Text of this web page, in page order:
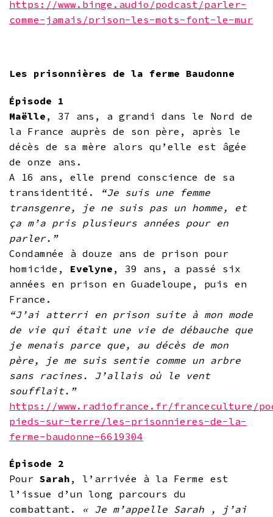
https://www.binge.audio/podcast/parler-
comme-jamais/prison-les-mots-font-le-mur
Les prisonnières de la ferme Baudonne
Épisode 1
Maëlle , 37 ans, a grandi dans le Nord de
la France auprès de son père, après le
décès de sa mère alors qu’elle est âgée
de onze ans.
A 16 ans, elle prend conscience de sa
transidentité.
“Je suis une femme
transgenre, je ne suis pas un homme, et
ça m’a pris plusieurs années pour en
parler.”
Condamnée à douze ans de prison pour
homicide, Evelyne , 39 ans, a passé six
années en prison en Guadeloupe, puis en
France.
“J’ai atterri en prison suite à mon mode
de vie qui était une vie de débauche que
je menais parce que, au décès de mon
père, je me suis sentie comme un arbre
sans racines. J’allais où le vent
soufflait.”
https://www.radiofrance.fr/franceculture/
pieds-sur-terre/les-prisonnieres-de-la-
ferme-baudonne-6619304
Épisode 2
Pour Sarah , l’arrivée à la Ferme est
l’issue d’un long parcours du
combattant. « Je m’appelle Sarah
, j’ai